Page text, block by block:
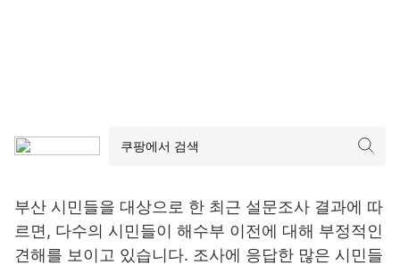
부산 시민들을 대상으로 한 최근 설문조사 결과에 따
르면, 다수의 시민들이 해수부 이전에 대해 부정적인
견해를 보이고 있습니다. 조사에 응답한 많은 시민들